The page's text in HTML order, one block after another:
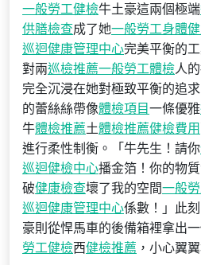
一般勞工健檢牛土豪這兩個極端
供膳檢查成了她一般勞工身體
巡迴健康管理中心完美平衡的
對兩巡檢推薦一般勞工體檢人
完全沉浸在她對極致平衡的追求
的蕾絲絲帶像體檢項目一條優雅
牛體檢推薦土體檢推薦健檢費用
進行柔性制衡。「牛先生！請你
巡迴健檢中心播金箔！你的物
破健康檢查壞了我的空間一般
巡迴健康管理中心係數！」此
豪則從悍馬車的後備箱裡拿出
勞工健檢西健檢推薦 ，小心翼